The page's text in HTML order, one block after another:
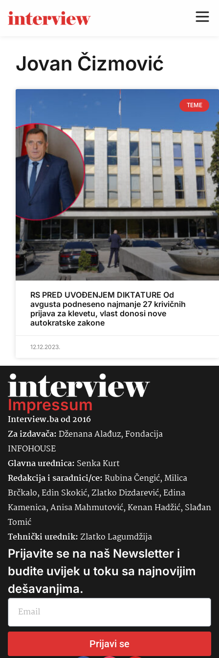
Jovan Čizmović
TEME
RS PRED UVOĐENJEM DIKTATURE Od
avgusta podneseno najmanje 27 krivičnih
prijava za klevetu, vlast donosi nove
autokratske zakone
12.12.2023.
Impressum
Interview.ba od 2016
Za izdavača:Dženana Alađuz, Fondacija
INFOHOUSE
Glavna urednica: SenkaKurt
Redakcija i saradnici/ce:Rubina Čengić, Milica
Brčkalo, Edin Skokić, Zlatko Dizdarević, Edina
Kamenica, Anisa Mahmutović, Kenan Hadžić, Slađan
Tomić
Tehnički urednik:Zlatko Lagumdžija
Prijavite se na naš Newsletter i
budite uvijek u toku sa najnovijim
dešavanjima.
Prijavi se